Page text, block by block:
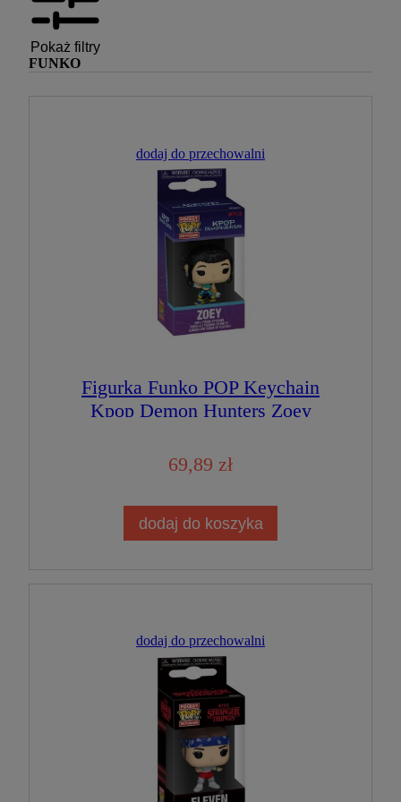
Pokaż filtry
FUNKO
dodaj do przechowalni
Figurka Funko POP Keychain
Kpop Demon Hunters Zoey
69,89 zł
dodaj do koszyka
dodaj do przechowalni